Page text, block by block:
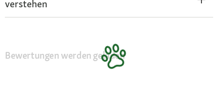
verstehen
Bewertungen werden geladen